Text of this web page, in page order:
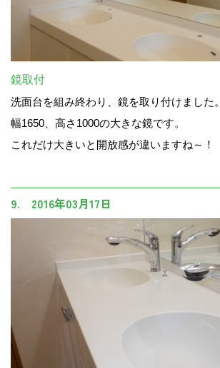
鏡取付
洗面台を組み終わり、鏡を取り付けました。
幅1650、高さ1000の大きな鏡です。
これだけ大きいと開放感が違いますね～！
9. 2016年03月17日